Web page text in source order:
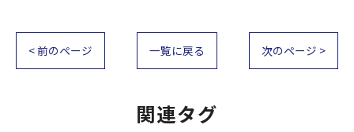
< 前のページ 一覧に戻る 次のページ >
関連タグ